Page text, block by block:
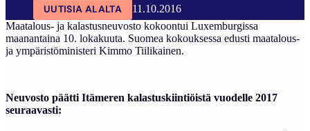
UUTISIA ALALTA
11.10.2016
Maatalous- ja kalastusneuvosto kokoontui Luxemburgissa
maanantaina 10. lokakuuta. Suomea kokouksessa edusti maatalous-
ja ympäristöministeri Kimmo Tiilikainen.
Neuvosto päätti Itämeren kalastuskiintiöistä vuodelle 2017
seuraavasti: